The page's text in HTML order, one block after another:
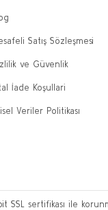
Satış Sözleşmesi
ve Güvenlik
İade Koşullari
Veriler Politikası
SSL sertifikası ile